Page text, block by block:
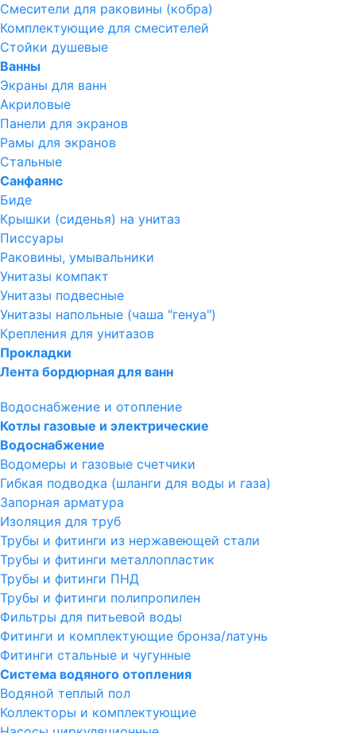
Смесители для раковины (кобра)
Комплектующие для смесителей
Стойки душевые
Ванны
Экраны для ванн
Акриловые
Панели для экранов
Рамы для экранов
Стальные
Санфаянс
Биде
Крышки (сиденья) на унитаз
Писсуары
Раковины, умывальники
Унитазы компакт
Унитазы подвесные
Унитазы напольные (чаша "генуа")
Крепления для унитазов
Прокладки
Лента бордюрная для ванн
Водоснабжение и отопление
Котлы газовые и электрические
Водоснабжение
Водомеры и газовые счетчики
Гибкая подводка (шланги для воды и газа)
Запорная арматура
Изоляция для труб
Трубы и фитинги из нержавеющей стали
Трубы и фитинги металлопластик
Трубы и фитинги ПНД
Трубы и фитинги полипропилен
Фильтры для питьевой воды
Фитинги и комплектующие бронза/латунь
Фитинги стальные и чугунные
Система водяного отопления
Водяной теплый пол
Коллекторы и комплектующие